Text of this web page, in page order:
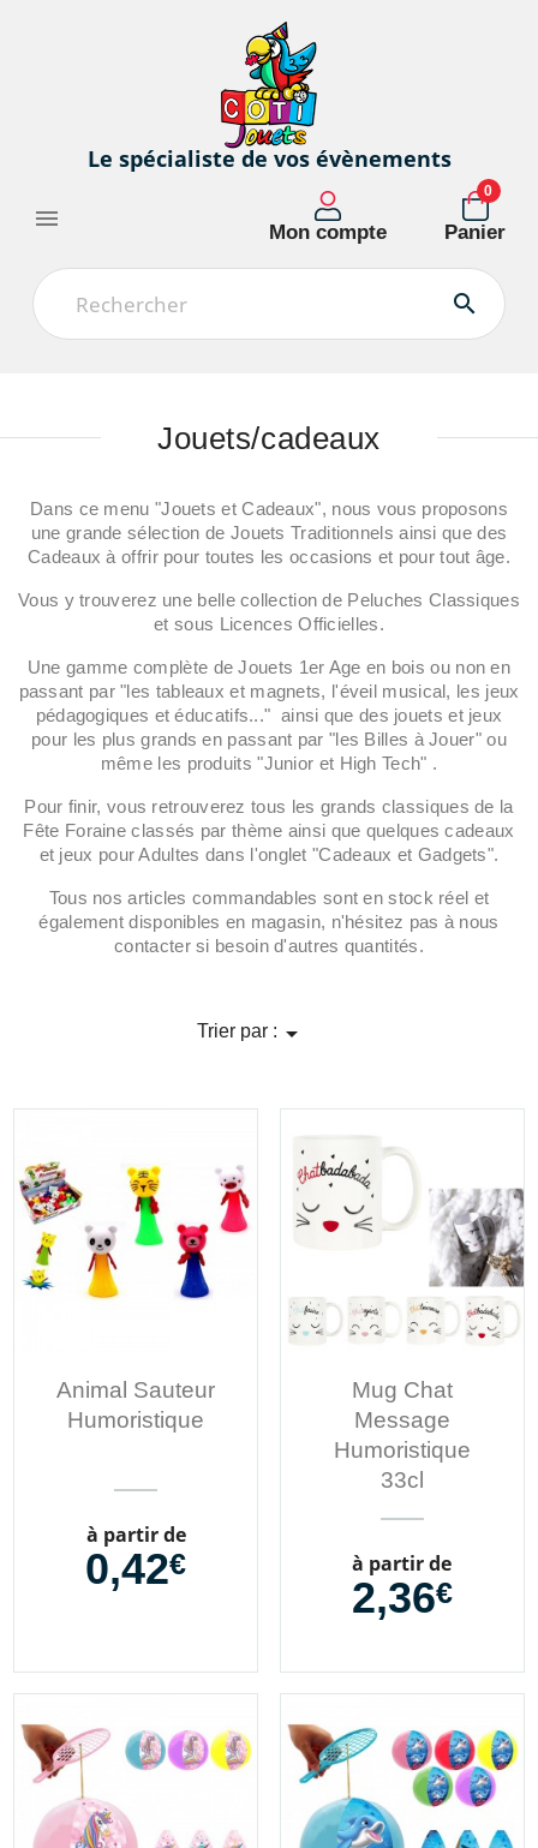
Le spécialiste de vos évènements

Mon compte
0
Panier

jouets/cadeaux
Dans ce menu "Jouets et Cadeaux", nous vous proposons
une grande sélection de Jouets Traditionnels ainsi que des
Cadeaux à offrir pour toutes les occasions et pour tout âge.
Vous y trouverez une belle collection de Peluches Classiques
et sous Licences Officielles.
Une gamme complète de Jouets 1er Age en bois ou non en
passant par "les tableaux et magnets, l'éveil musical, les jeux
pédagogiques et éducatifs..." ainsi que des jouets et jeux
pour les plus grands en passant par "les Billes à Jouer" ou
même les produits "Junior et High Tech" .
Pour finir, vous retrouverez tous les grands classiques de la
Fête Foraine classés par thème ainsi que quelques cadeaux
et jeux pour Adultes dans l'onglet "Cadeaux et Gadgets".
Tous nos articles commandables sont en stock réel et
également disponibles en magasin, n'hésitez pas à nous
contacter si besoin d'autres quantités.
Trier par : 
Animal Sauteur
Humoristique
Prix
à partir de
0,42€
Mug Chat
Message
Humoristique
33cl
Prix
à partir de
2,36€